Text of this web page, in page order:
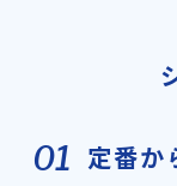
01 定番か